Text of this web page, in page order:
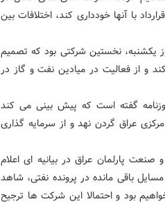
با آنها خودداری کند، اختلافات بین
یکشنبه، نخستین شرکتی بود که تصمیم
و از فعالیت در میادین نفت و گاز در
گفته است که پیش بینی می کند
عراق گردن نهد و از سرمایه گذاری
پارلمان عراق در بیانیه ای اعلام
باقی‌ مانده در پرونده نفتی، شاهد
بود و احتمالا این شرکت‌ ها ترجیح